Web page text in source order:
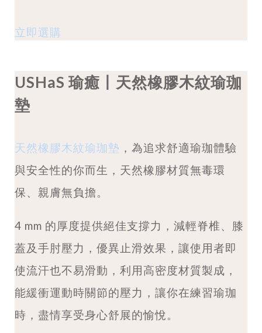
立即選購
USHaS 瑜癒丨天然橡膠木紋瑜珈
墊
天然橡膠木紋瑜珈墊 ，為追求舒適瑜珈體驗
與安全性的你而生，天然橡膠材質無毒環
保、親膚無負擔。
4 mm 的厚度提供絕佳支撐力，減輕脊椎、膝
蓋及手肘壓力，優異止滑效果，讓使用者即
使流汗也不易滑動，利用高密度材質製成，
能緩衝運動時關節的壓力，讓你在練習瑜珈
時，盡情享受身心舒展的愉悅。